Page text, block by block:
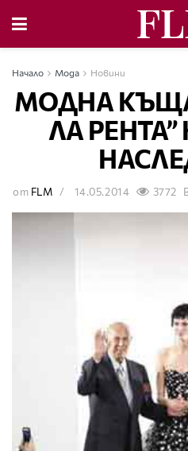
Начало Мода Новини
МОДНА
ЛА
от FLM 14.05.2014 3772